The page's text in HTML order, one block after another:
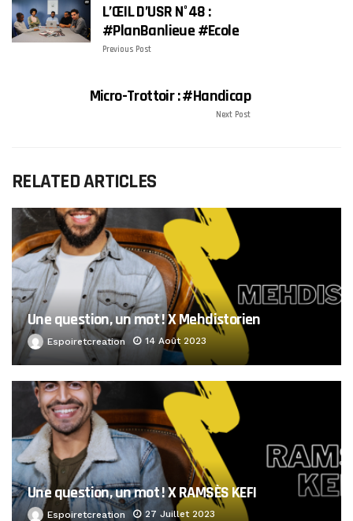
L’ŒIL D’USR N°48 :
#PlanBanlieue #Ecole
Previous Post
Micro-Trottoir : #Handicap
Next Post
RELATED ARTICLES
Une question, un mot ! X Mehdistorien
Espoiretcreation 14 Août 2023
Une question, un mot ! X RAMSÈS KEFI
Espoiretcreation 27 Juillet 2023